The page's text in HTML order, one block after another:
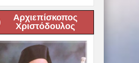
Αρχιεπίσκοπος
Χριστόδουλος